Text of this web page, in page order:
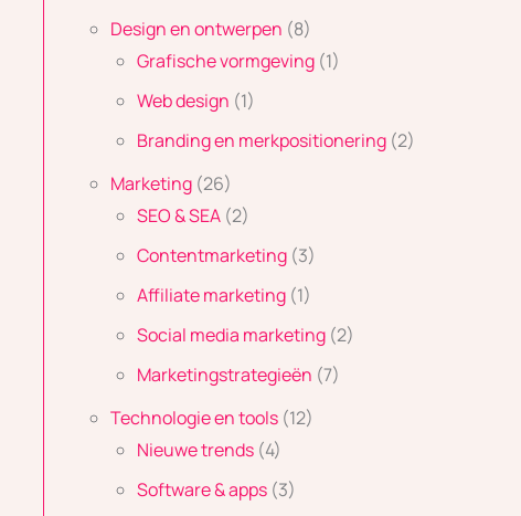
Design en ontwerpen (8)
Grafische vormgeving (1)
Web design (1)
Branding en merkpositionering (2)
Marketing (26)
SEO & SEA (2)
Contentmarketing (3)
Affiliate marketing (1)
Social media marketing (2)
Marketingstrategieën (7)
Technologie en tools (12)
Nieuwe trends (4)
Software & apps (3)